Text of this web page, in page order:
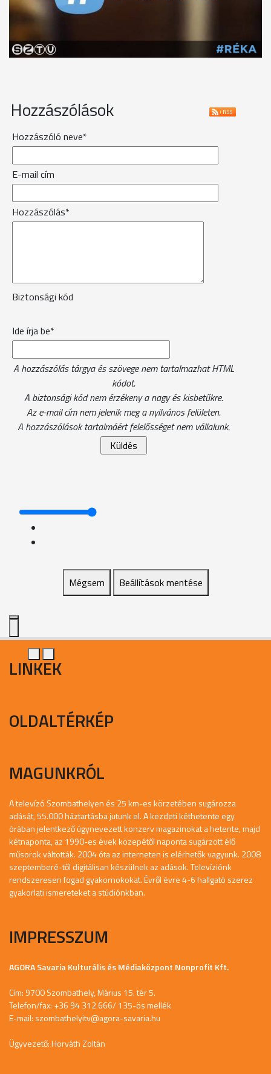
Hozzászólások
Hozzászóló neve*
E-mail cím
Hozzászólás*
Biztonsági kód
Ide írja be*
A hozzászólás tárgya és szövege nem tartalmazhat HTML
kódot.
A biztonsági kód nem érzékeny a nagy és kisbetűkre.
Az e-mail cím nem jelenik meg a nyilvános felületen.
A hozzászólások tartalmáért felelősséget nem vállalunk.
Mégsem Beállítások mentése
LINKEK
OLDALTÉRKÉP
MAGUNKRÓL
A televízó Szombathelyen és 25 km-es körzetében sugározza
adását, 55.000 háztartásba jutunk el. A kezdeti kéthetente egy
órában jelentkező úgynevezett konzerv magazinokat a hetente, majd
kétnaponta, az 1990-es évek közepétől naponta sugárzott élő
műsorok váltották. 2004 óta az interneten is elérhetők vagyunk. 2008
szeptemberé-től digitálisan készülnek az adások. Televíziónk
rendszeresen fogad gyakornokokat. Évről évre 4-6 hallgató szerez
gyakorlati ismereteket a stúdiónkban.
IMPRESSZUM
AGORA Savaria Kulturális és Médiaközpont Nonprofit Kft.
Cím: 9700 Szombathely, Márius 15. tér 5.
Telefon/fax: +36 94 312 666/ 135-ös mellék
E-mail: szombathelyitv@agora-savaria.hu
Ügyvezető: Horváth Zoltán